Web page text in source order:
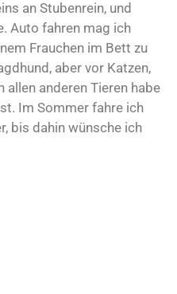
an Stubenrein, und
Auto fahren mag ich
Frauchen im Bett zu
aber vor Katzen,
allen anderen Tieren habe
Im Sommer fahre ich
bis dahin wünsche ich